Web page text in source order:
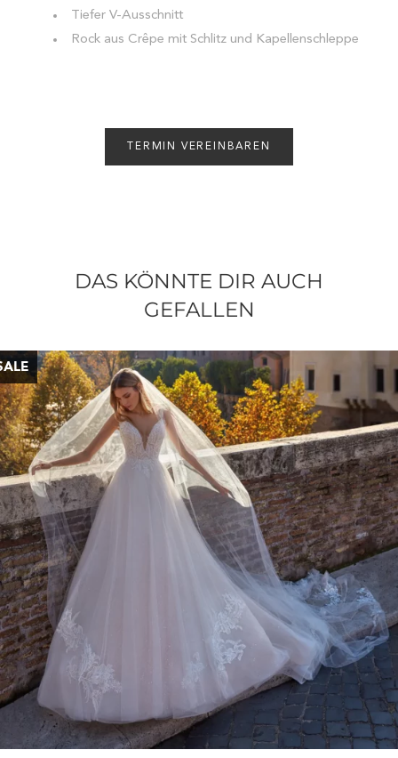
Tiefer V-Ausschnitt
Rock aus Crêpe mit Schlitz und Kapellenschleppe
TERMIN VEREINBAREN
DAS KÖNNTE DIR AUCH
GEFALLEN